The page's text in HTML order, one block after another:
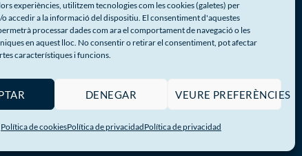
experiències, utilitzem tecnologies com les cookies (galetes) per
accedir a la informació del dispositiu. El consentiment d'aquestes
processar dades com ara el comportament de navegació o les
en aquest lloc. No consentir o retirar el consentiment, pot afectar
característiques i funcions.
DENEGAR VEURE PREFERÈNCIES
Política de cookiesPolítica de privacidadPolítica de privacidad